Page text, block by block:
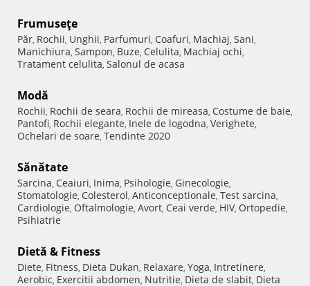
Frumuseţe
Păr, Rochii, Unghii, Parfumuri, Coafuri, Machiaj, Sani,
Manichiura, Sampon, Buze, Celulita, Machiaj ochi,
Tratament celulita, Salonul de acasa
Modă
Rochii, Rochii de seara, Rochii de mireasa, Costume de baie,
Pantofi, Rochii elegante, Inele de logodna, Verighete,
Ochelari de soare, Tendinte 2020
Sănătate
Sarcina, Ceaiuri, Inima, Psihologie, Ginecologie,
Stomatologie, Colesterol, Anticonceptionale, Test sarcina,
Cardiologie, Oftalmologie, Avort, Ceai verde, HIV, Ortopedie,
Psihiatrie
Dietă & Fitness
Diete, Fitness, Dieta Dukan, Relaxare, Yoga, Intretinere,
Aerobic, Exercitii abdomen, Nutritie, Dieta de slabit, Dieta